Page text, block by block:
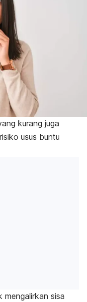
kurang juga
usus buntu
mengalirkan sisa